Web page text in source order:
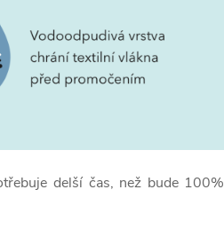
delší čas, než bude 100%